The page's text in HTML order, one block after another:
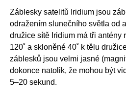
Záblesky satelitů Iridium jsou
odražením slunečního světla od
družice sítě Iridium má tři antény
120˚ a skloněné 40˚ k tělu
záblesků jsou velmi jasné
dokonce natolik, že mohou být
5–20 sekund.